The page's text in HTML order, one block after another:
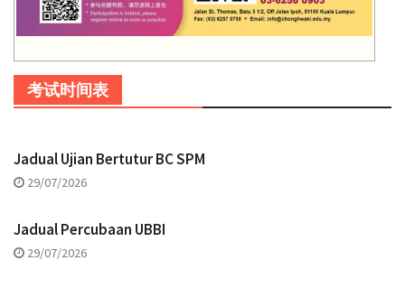
考试时间表
Jadual Ujian Bertutur BC SPM
29/07/2026
Jadual Percubaan UBBI
29/07/2026